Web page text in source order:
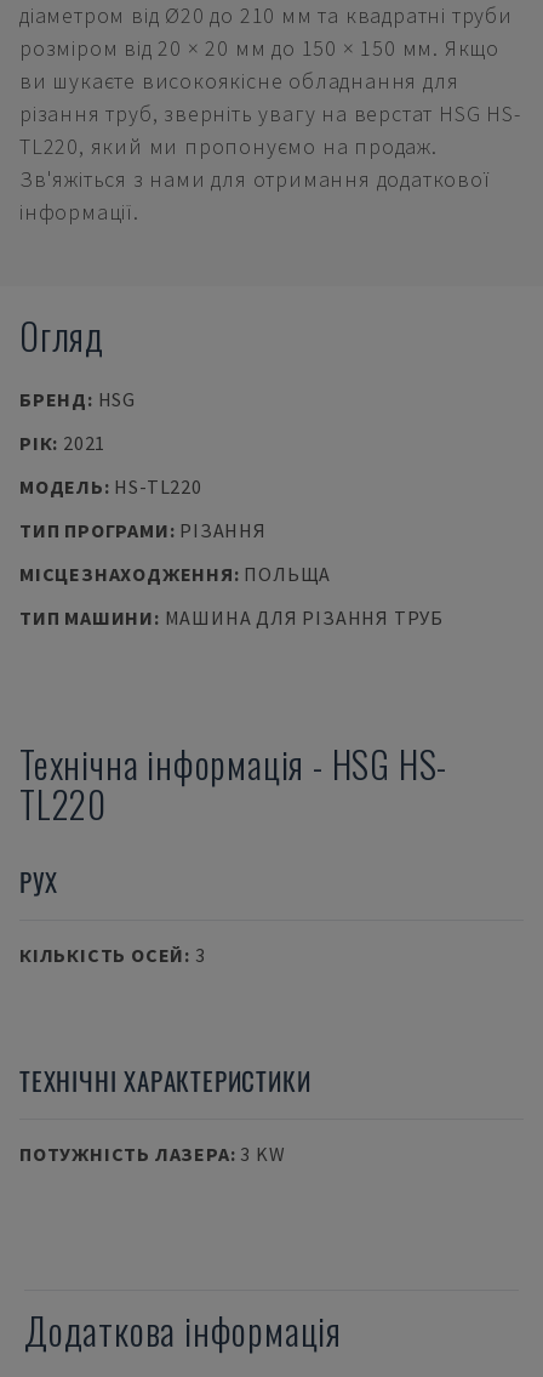
діаметром від Ø20 до 210 мм та квадратні труби
розміром від 20 × 20 мм до 150 × 150 мм. Якщо
ви шукаєте високоякісне обладнання для
різання труб, зверніть увагу на верстат HSG HS-
TL220, який ми пропонуємо на продаж.
Зв'яжіться з нами для отримання додаткової
інформації.
Огляд
БРЕНД: HSG
РІК: 2021
МОДЕЛЬ: HS-TL220
ТИП ПРОГРАМИ: РІЗАННЯ
МІСЦЕЗНАХОДЖЕННЯ: ПОЛЬЩА
ТИП МАШИНИ: МАШИНА ДЛЯ РІЗАННЯ ТРУБ
Технічна інформація - HSG HS-
TL220
РУХ
КІЛЬКІСТЬ ОСЕЙ: 3
ТЕХНІЧНІ ХАРАКТЕРИСТИКИ
ПОТУЖНІСТЬ ЛАЗЕРА: 3 KW
Додаткова інформація